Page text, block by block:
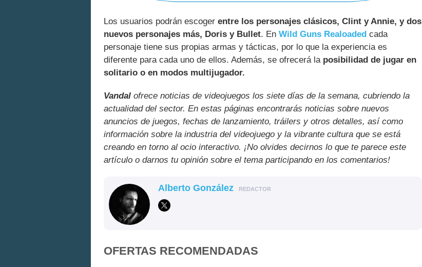
Los usuarios podrán escoger entre los personajes clásicos, Clint y Annie, y dos
nuevos personajes más, Doris y Bullet. En Wild Guns Realoaded cada
personaje tiene sus propias armas y tácticas, por lo que la experiencia es
diferente para cada uno de ellos. Además, se ofrecerá la posibilidad de jugar en
solitario o en modos multijugador.
Vandal ofrece noticias de videojuegos los siete días de la semana, cubriendo la
actualidad del sector. En estas páginas encontrarás noticias sobre nuevos
anuncios de juegos, fechas de lanzamiento, tráilers y otros detalles, así como
información sobre la industria del videojuego y la vibrante cultura que se está
creando en torno al ocio interactivo. ¡No olvides decirnos lo que te parece este
artículo o darnos tu opinión sobre el tema participando en los comentarios!
Alberto González REDACTOR
OFERTAS RECOMENDADAS